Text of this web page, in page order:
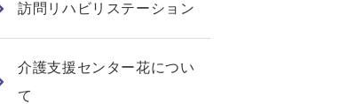
訪問リハビリステーション
介護支援センター花につい
て